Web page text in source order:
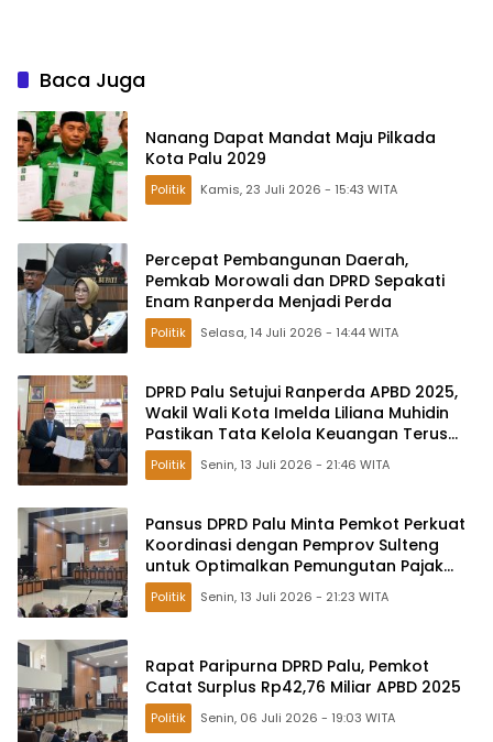
Baca Juga
Nanang Dapat Mandat Maju Pilkada
Kota Palu 2029
Politik Kamis, 23 Juli 2026 - 15:43 WITA
Percepat Pembangunan Daerah,
Pemkab Morowali dan DPRD Sepakati
Enam Ranperda Menjadi Perda
Politik Selasa, 14 Juli 2026 - 14:44 WITA
DPRD Palu Setujui Ranperda APBD 2025,
Wakil Wali Kota Imelda Liliana Muhidin
Pastikan Tata Kelola Keuangan Terus
Dibenahi
Politik Senin, 13 Juli 2026 - 21:46 WITA
Pansus DPRD Palu Minta Pemkot Perkuat
Koordinasi dengan Pemprov Sulteng
untuk Optimalkan Pemungutan Pajak
Tambang
Politik Senin, 13 Juli 2026 - 21:23 WITA
Rapat Paripurna DPRD Palu, Pemkot
Catat Surplus Rp42,76 Miliar APBD 2025
Politik Senin, 06 Juli 2026 - 19:03 WITA